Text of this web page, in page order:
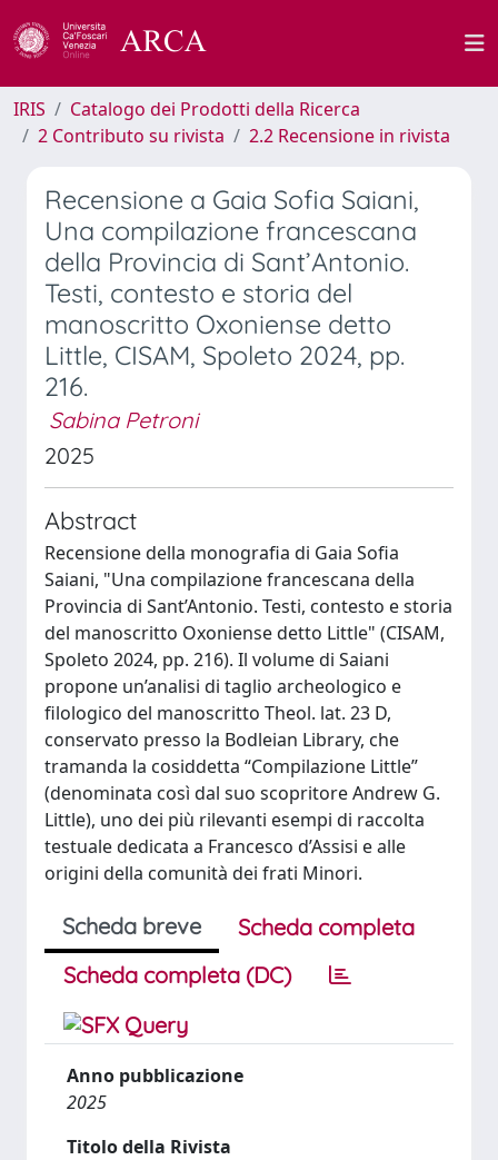
IRIS
Catalogo dei Prodotti della Ricerca
2 Contributo su rivista
2.2 Recensione in rivista
Recensione a Gaia Sofia Saiani,
Una compilazione francescana
della Provincia di Sant’Antonio.
Testi, contesto e storia del
manoscritto Oxoniense detto
Little, CISAM, Spoleto 2024, pp.
216.
Sabina Petroni
2025
Abstract
Recensione della monografia di Gaia Sofia
Saiani, "Una compilazione francescana della
Provincia di Sant’Antonio. Testi, contesto e storia
del manoscritto Oxoniense detto Little" (CISAM,
Spoleto 2024, pp. 216). Il volume di Saiani
propone un’analisi di taglio archeologico e
filologico del manoscritto Theol. lat. 23 D,
conservato presso la Bodleian Library, che
tramanda la cosiddetta “Compilazione Little”
(denominata così dal suo scopritore Andrew G.
Little), uno dei più rilevanti esempi di raccolta
testuale dedicata a Francesco d’Assisi e alle
origini della comunità dei frati Minori.
Scheda breve
Scheda completa
Scheda completa (DC)
Anno pubblicazione
2025
Titolo della Rivista